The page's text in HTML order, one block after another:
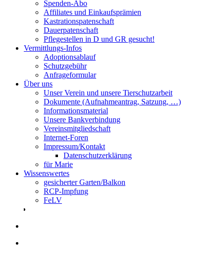
Spenden-Abo
Affiliates und Einkaufsprämien
Kastrationspatenschaft
Dauerpatenschaft
Pflegestellen in D und GR gesucht!
Vermittlungs-Infos
Adoptionsablauf
Schutzgebühr
Anfrageformular
Über uns
Unser Verein und unsere Tierschutzarbeit
Dokumente (Aufnahmeantrag, Satzung, …)
Informationsmaterial
Unsere Bankverbindung
Vereinsmitgliedschaft
Internet-Foren
Impressum/Kontakt
Datenschutzerklärung
für Marie
Wissenswertes
gesicherter Garten/Balkon
RCP-Impfung
FeLV